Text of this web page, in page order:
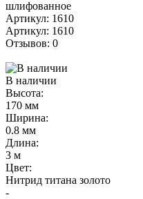
Артикул: 1610
Артикул: 1610
Отзывов: 0
В наличии
Высота:
170 мм
Ширина:
0.8 мм
Длина:
3 м
Цвет:
Нитрид титана золото
-